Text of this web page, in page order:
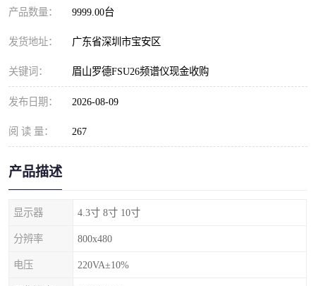
产品数量： 9999.00台
发货地址： 广东省深圳市宝安区
关键词： 眉山罗德FSU26频谱仪现金收购
发布日期： 2026-08-09
阅 读 量： 267
产品描述
显示器 4.3寸 8寸 10寸
分辨率 800x480
电压 220VA±10%